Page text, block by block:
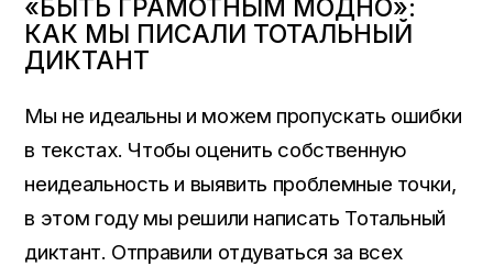
«БЫТЬ ГРАМОТНЫМ МОДНО»:
КАК МЫ ПИСАЛИ ТОТАЛЬНЫЙ
ДИКТАНТ
Мы не идеальны и можем пропускать ошибки
в текстах. Чтобы оценить собственную
неидеальность и выявить проблемные точки,
в этом году мы решили написать Тотальный
диктант. Отправили отдуваться за всех